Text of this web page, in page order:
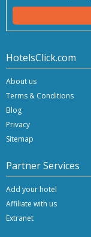
HotelsClick.com
About us
Terms & Conditions
Blog
Privacy
Sitemap
Partner Services
Add your hotel
Affiliate with us
Extranet